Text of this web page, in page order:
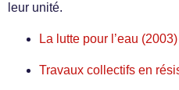
leur unité.
La lutte pour l’eau (2003)
Travaux collectifs en